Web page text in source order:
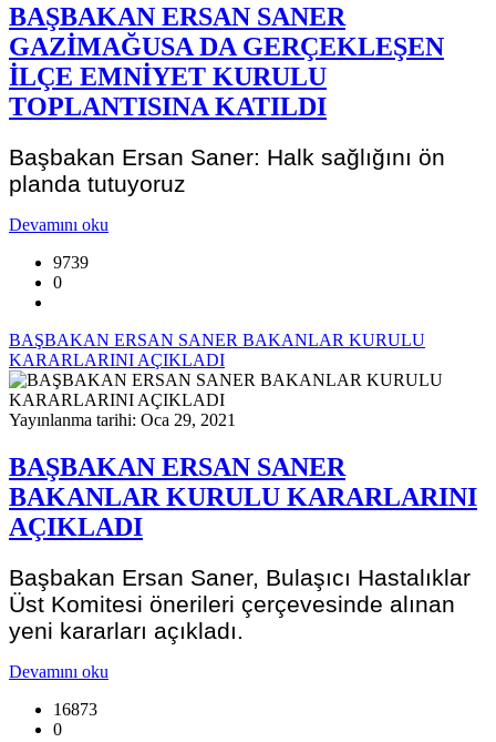
BAŞBAKAN ERSAN SANER
GAZİMAĞUSA DA GERÇEKLEŞEN
İLÇE EMNİYET KURULU
TOPLANTISINA KATILDI
Başbakan Ersan Saner: Halk sağlığını ön
planda tutuyoruz
Devamını oku
9739
0
BAŞBAKAN ERSAN SANER BAKANLAR KURULU
KARARLARINI AÇIKLADI
Yayınlanma tarihi: Oca 29, 2021
BAŞBAKAN ERSAN SANER
BAKANLAR KURULU KARARLARINI
AÇIKLADI
Başbakan Ersan Saner, Bulaşıcı Hastalıklar
Üst Komitesi önerileri çerçevesinde alınan
yeni kararları açıkladı.
Devamını oku
16873
0